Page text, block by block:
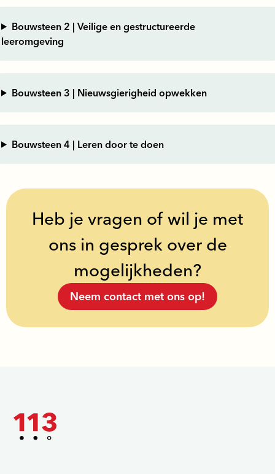
Bouwsteen 2 | Veilige en gestructureerde
leeromgeving
Bouwsteen 3 | Nieuwsgierigheid opwekken
Bouwsteen 4 | Leren door te doen
Heb je vragen of wil je met
ons in gesprek over de
mogelijkheden?
Neem contact met ons op!